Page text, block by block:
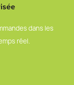
dans les
réel.